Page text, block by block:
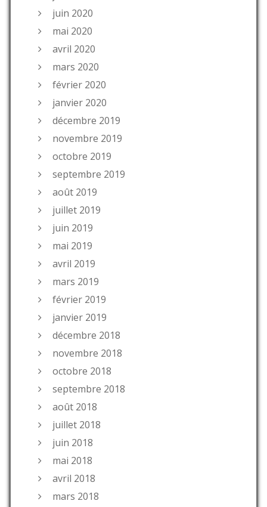
juin 2020
mai 2020
avril 2020
mars 2020
février 2020
janvier 2020
décembre 2019
novembre 2019
octobre 2019
septembre 2019
août 2019
juillet 2019
juin 2019
mai 2019
avril 2019
mars 2019
février 2019
janvier 2019
décembre 2018
novembre 2018
octobre 2018
septembre 2018
août 2018
juillet 2018
juin 2018
mai 2018
avril 2018
mars 2018